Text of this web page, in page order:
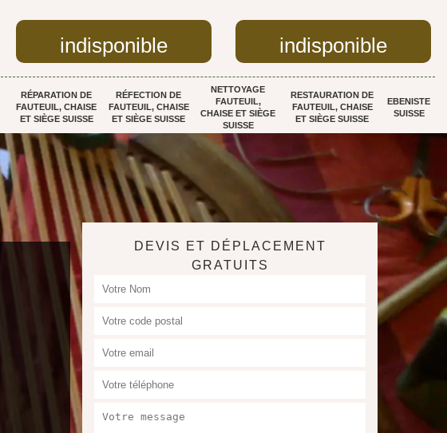
indisponible indisponible
RÉPARATION DE
FAUTEUIL, CHAISE
ET SIÈGE SUISSE
RÉFECTION DE
FAUTEUIL, CHAISE
ET SIÈGE SUISSE
NETTOYAGE
FAUTEUIL,
CHAISE ET SIÈGE
SUISSE
RESTAURATION DE
FAUTEUIL, CHAISE
ET SIÈGE SUISSE
EBENISTE
SUISSE
DEVIS ET DÉPLACEMENT
GRATUITS